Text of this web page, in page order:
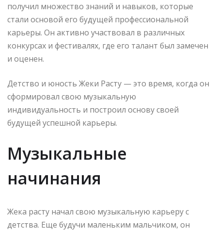
получил множество знаний и навыков, которые
стали основой его будущей профессиональной
карьеры. Он активно участвовал в различных
конкурсах и фестивалях, где его талант был замечен
и оценен.
Детство и юность Жеки Расту — это время, когда он
сформировал свою музыкальную
индивидуальность и построил основу своей
будущей успешной карьеры.
Музыкальные
начинания
Жека расту начал свою музыкальную карьеру с
детства. Еще будучи маленьким мальчиком, он